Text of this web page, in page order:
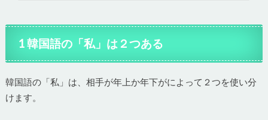
1 韓国語の「私」は２つある
韓国語の「私」は、相手が年上か年下がによって２つを使い分
けます。